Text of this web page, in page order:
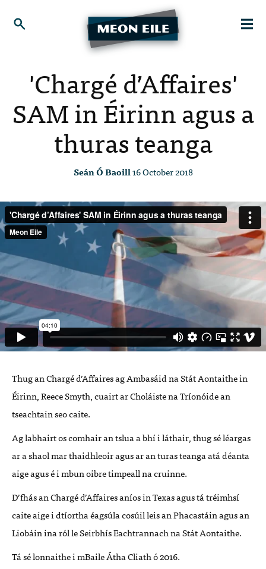
'Chargé d’Affaires'
SAM in Éirinn agus a
thuras teanga
Seán Ó Baoill16 October 2018
Thug an Chargé d’Affaires ag Ambasáid na Stát Aontaithe in
Éirinn, Reece Smyth, cuairt ar Choláiste na Tríonóide an
tseachtain seo caite.
Ag labhairt os comhair an tslua a bhí i láthair, thug sé léargas
ar a shaol mar thaidhleoir agus ar an turas teanga atá déanta
aige agus é i mbun oibre timpeall na cruinne.
D’fhás an Chargé d’Affaires aníos in Texas agus tá tréimhsí
caite aige i dtíortha éagsúla cosúil leis an Phacastáin agus an
Liobáin ina ról le Seirbhís Eachtrannach na Stát Aontaithe.
Tá sé lonnaithe i mBaile Átha Cliath ó 2016.